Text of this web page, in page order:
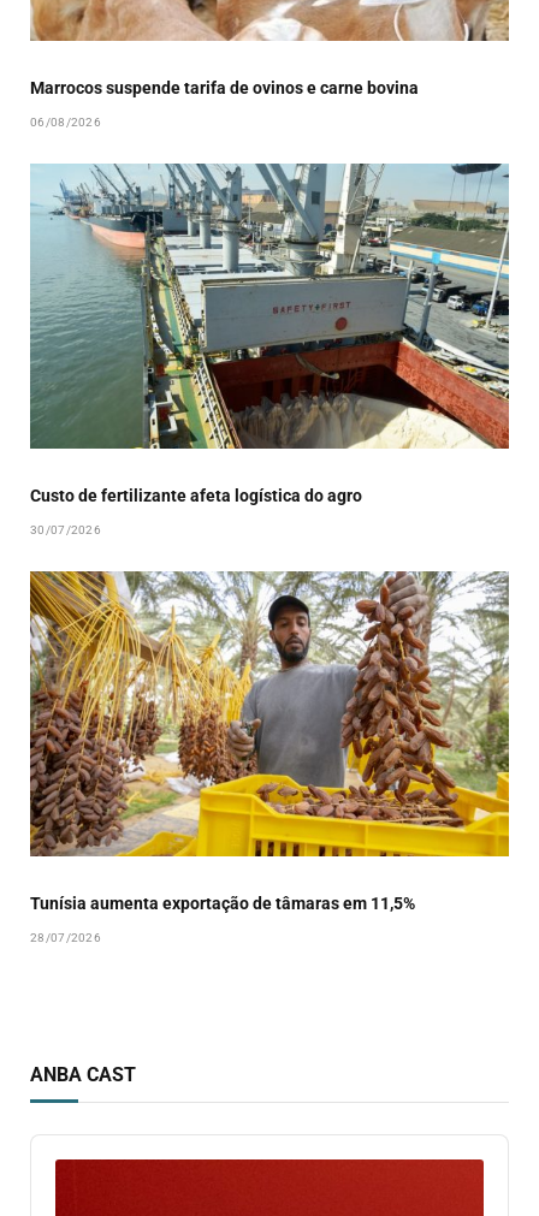
Marrocos suspende tarifa de ovinos e carne bovina
06/08/2026
Custo de fertilizante afeta logística do agro
30/07/2026
Tunísia aumenta exportação de tâmaras em 11,5%
28/07/2026
ANBA CAST
Audio
Player